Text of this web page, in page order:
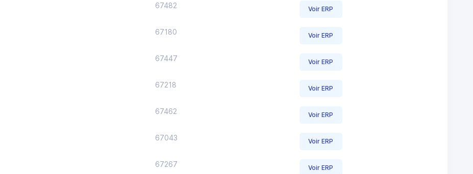
67482 Voir ERP
67180 Voir ERP
67447 Voir ERP
67218 Voir ERP
67462 Voir ERP
67043 Voir ERP
67267 Voir ERP